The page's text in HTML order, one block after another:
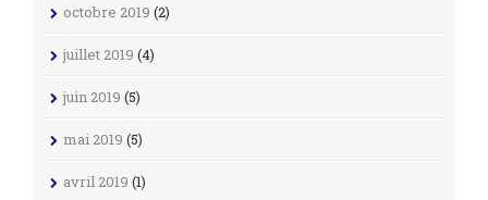
octobre 2019 (2)
juillet 2019 (4)
juin 2019 (5)
mai 2019 (5)
avril 2019 (1)